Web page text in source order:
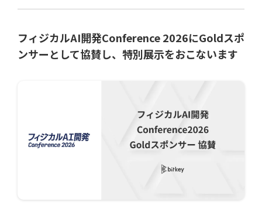
フィジカルAI開発Conference 2026にGoldスポ
ンサーとして協賛し、特別展示をおこないます